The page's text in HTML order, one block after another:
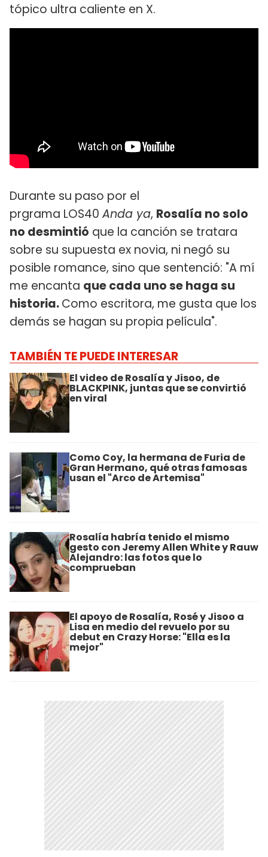
tópico ultra caliente en X.
Durante su paso por el
prgrama LOS40Anda ya, Rosalía no solo
no desmintió que la canción se tratara
sobre su supuesta ex novia, ni negó su
posible romance, sino que sentenció: "A mí
me encanta que cada uno se haga su
historia.Como escritora, me gusta que los
demás se hagan su propia película".
TAMBIÉN TE PUEDE INTERESAR
El video de Rosalía y Jisoo, de
BLACKPINK, juntas que se convirtió
en viral
Como Coy, la hermana de Furia de
Gran Hermano, qué otras famosas
usan el "Arco de Artemisa"
Rosalía habría tenido el mismo
gesto con Jeremy Allen White y Rauw
Alejandro: las fotos que lo
comprueban
El apoyo de Rosalía, Rosé y Jisoo a
Lisa en medio del revuelo por su
debut en Crazy Horse: "Ella es la
mejor"